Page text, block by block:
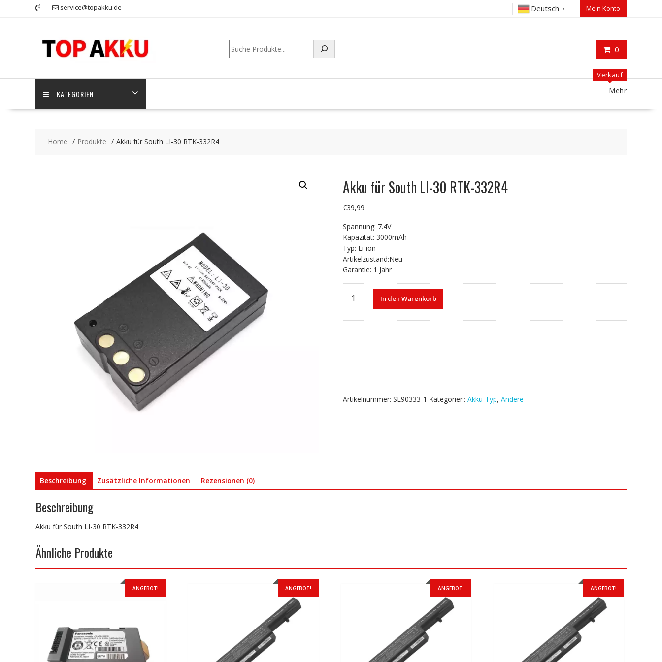
service@topakku.de Deutsch ▼ Mein Konto
0
Suchen
KATEGORIEN
Verkauf
Mehr
Home Produkte Akku für South LI-30 RTK-332R4
Akku für South LI-30 RTK-332R4
€39,99
Spannung: 7.4V
Kapazität: 3000mAh
Typ: Li-ion
Artikelzustand:Neu
Garantie: 1 Jahr
Akku
In den Warenkorb
Artikelnummer: SL90333-1 Kategorien: Akku-Typ, Andere
Beschreibung Zusätzliche Informationen Rezensionen (0)
Beschreibung
Akku für South LI-30 RTK-332R4
Ähnliche Produkte
ANGEBOT! ANGEBOT! ANGEBOT! ANGEBOT!